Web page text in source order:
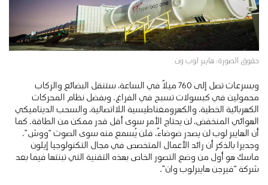
حقوق الصورة: هايبر لوب ون
وبسرعات تصل إلى 760 ميلاً في الساعة، ستنقل البضائع والركاب
محمولين في كبسولات تسبح في الفراغ. وبفضل نظام المحركات
الكهربائية الخطية، والكهرومغناطيسية اللااتصالية، والسحب الديناميكي
الهوائي المنخفض، لن يحتاج الأمر سوى أقل قدر ممكن من الطاقة. كما
أن الهايبر لوب لن يصدر ضوضاءً، فلن يُسمع منه سوى الصوت “ووش”.
وجديرا بالذكر أن رائد الأعمال المتخصص في مجال التكنولوجيا إيلون
ماسك هو أول من وضع التصور الخاص بهذه التقنية التي تبنتها فيما بعد
شركة “فيرجن هايبرلوب وان”.